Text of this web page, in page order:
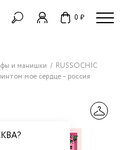
0 ₽
и манишки
RUSSOCHIC
мое сердце – россия